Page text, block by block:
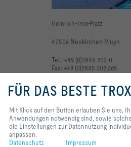
Heinrich-Trox-Platz
47506 Neukirchen-Vluyn
Tel.: +49 (0)2845 202-0
Fax: +49 (0)2845 202-265
FÜR DAS BESTE
Mit Klick auf den Button erlauben Sie uns,
Anwendungen notwendig sind, sowie
die Einstellungen zur Datennutzung
anpassen.
Datenschutz
Impressum